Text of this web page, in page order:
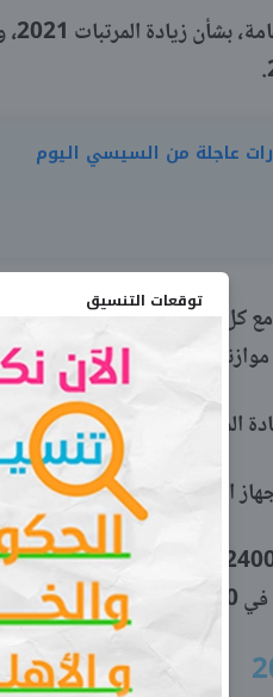
توقعات التنسيق
كل من وزير المالية محمد
للعام المقبل 2021 – 2022.
بنسبة 13%.
للدولة بنحو 37 مليار جنيه.
ووجه السيسي برفع الحد الأدنى للأجور إلى 2400